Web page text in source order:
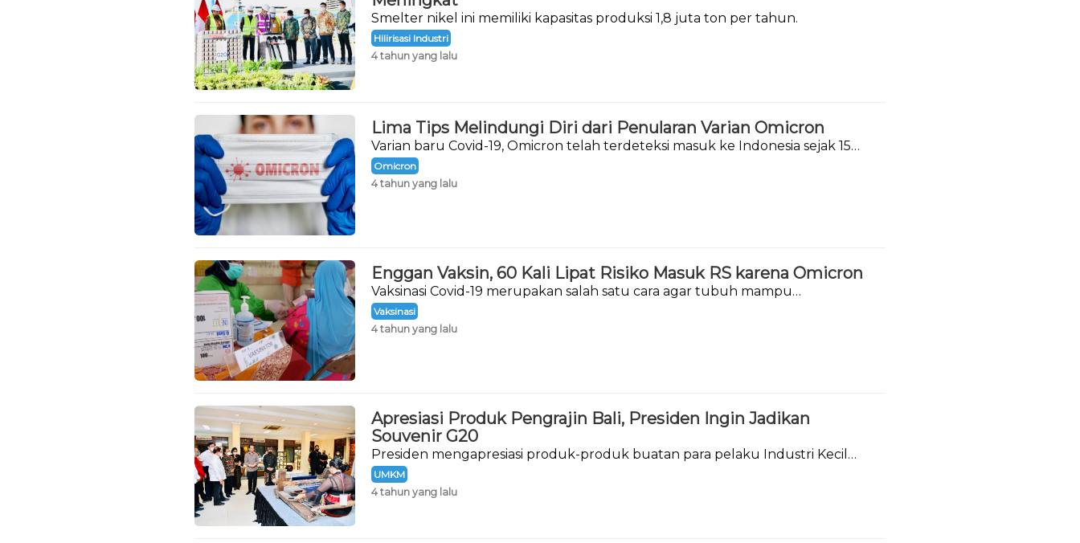
Smelter nikel ini memiliki kapasitas produksi 1,8 juta ton per tahun.
Hilirisasi Industri
4 tahun yang lalu
Lima Tips Melindungi Diri dari Penularan Varian Omicron
Varian baru Covid-19, Omicron telah terdeteksi masuk ke Indonesia sejak 15
Desember 2021.
Omicron
4 tahun yang lalu
Enggan Vaksin, 60 Kali Lipat Risiko Masuk RS karena Omicron
Vaksinasi Covid-19 merupakan salah satu cara agar tubuh mampu
menghadapi virus Corona.
Vaksinasi
4 tahun yang lalu
Apresiasi Produk Pengrajin Bali, Presiden Ingin Jadikan
Souvenir G20
Presiden mengapresiasi produk-produk buatan para pelaku Industri Kecil
Menengah (IKM) di Provinsi Bali.
UMKM
4 tahun yang lalu